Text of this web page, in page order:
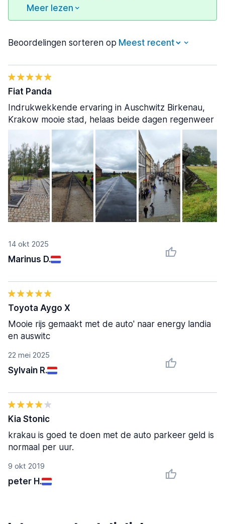
Meer lezen
Beoordelingen sorteren op
14 okt 2025
Marinus D.
Fiat Panda
Indrukwekkende ervaring in Auschwitz Birkenau,
Krakow mooie stad, helaas beide dagen regenweer
22 mei 2025
Sylvain R.
Toyota Aygo X
Mooie rijs gemaakt met de auto' naar energy landia
en auswitc
9 okt 2019
peter H.
Kia Stonic
krakau is goed te doen met de auto parkeer geld is
normaal per uur.